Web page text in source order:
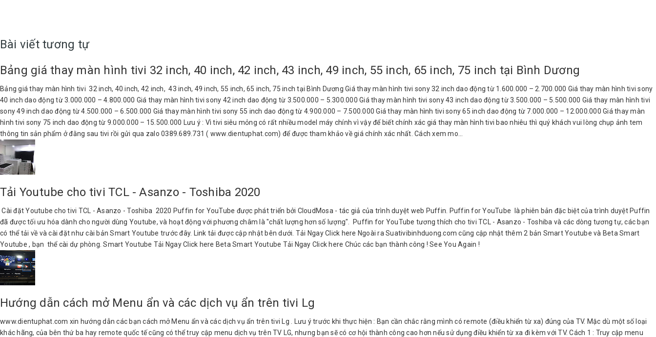
Bài viết tương tự
Bảng giá thay màn hình tivi 32 inch, 40 inch, 42 inch, 43 inch, 49 inch, 55 inch, 65 inch, 75 inch tại Bình Dương
Bảng giá thay màn hình tivi 32 inch, 40 inch, 42 inch, 43 inch, 49 inch, 55 inch, 65 inch, 75 inch tại Bình Dương Giá thay màn hình tivi sony 32 inch dao động từ 1.600.000 – 2.700.000 Giá thay màn hình tivi sony
40 inch dao động từ 3.000.000 – 4.800.000 Giá thay màn hình tivi sony 42 inch dao động từ 3.500.000 – 5.300.000 Giá thay màn hình tivi sony 43 inch dao động từ 3.500.000 – 5.500.000 Giá thay màn hình tivi
sony 49 inch dao động từ 4.500.000 – 6.500.000 Giá thay màn hình tivi sony 55 inch dao động từ 4.900.000 – 7.500.000 Giá thay màn hình tivi sony 65 inch dao động từ 7.000.000 – 12.000.000 Giá thay màn
hình tivi sony 75 inch dao động từ 9.000.000 – 15.500.000 Lưu ý : Vì tivi siêu mỏng có rất nhiều model máy chính vì vậy để biết chính xác giá thay màn hình tivi bao nhiêu thì quý khách vui lòng chụp ảnh tem
thông tin sản phẩm ở đằng sau tivi rồi gửi qua zalo 0389.689.731 ( www.dientuphat.com) để được tham khảo về giá chính xác nhất. Cách xem mo...
Tải Youtube cho tivi TCL - Asanzo - Toshiba 2020
Cài đặt Youtube cho tivi TCL - Asanzo - Toshiba 2020 Puffin for YouTube được phát triển bởi CloudMosa - tác giả của trình duyệt web Puffin. Puffin for YouTube là phiên bản đặc biệt của trình duyệt Puffin
đã được tối ưu hóa dành cho người dùng Youtube, và hoạt động với phương châm là "chất lượng hơn số lượng". Puffin for YouTube tương thích cho tivi TCL - Asanzo - Toshiba và các dòng tương tự, các bạn
có thể tải về và cài đặt như cài bản Smart Youtube trước đây. Link tải được cập nhật bên dưới. Tải Ngay Click here Ngoài ra Suativibinhduong.com cũng cập nhật thêm 2 bản Smart Youtube và Beta Smart
Youtube , bạn thể cài dự phòng. Smart Youtube Tải Ngay Click here Beta Smart Youtube Tải Ngay Click here Chúc các bạn thành công ! See You Again !
Hướng dẫn cách mở Menu ẩn và các dịch vụ ẩn trên tivi Lg
www.dientuphat.com xin hướng dẫn các bạn cách mở Menu ẩn và các dịch vụ ẩn trên tivi Lg . Lưu ý trước khi thực hiện : Bạn cần chắc rằng mình có remote (điều khiển từ xa) đúng của TV. Mặc dù một số loại
khác hãng, của bên thứ ba hay remote quốc tế cũng có thể truy cập menu dịch vụ trên TV LG, nhưng bạn sẽ có cơ hội thành công cao hơn nếu sử dụng điều khiển từ xa đi kèm với TV. Cách 1 : Truy cập menu